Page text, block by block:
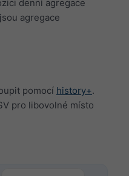
denní agregace
agregace
pomocí history+.
pro libovolné místo